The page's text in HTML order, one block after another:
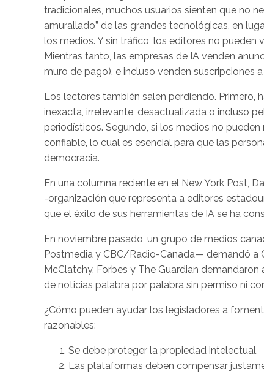
tradicionales, muchos usuarios sienten que no
amurallado” de las grandes tecnológicas, en
los medios. Y sin tráfico, los editores no pueden
Mientras tanto, las empresas de IA venden
muro de pago), e incluso venden suscripciones
Los lectores también salen perdiendo. Primero,
inexacta, irrelevante, desactualizada o incluso
periodísticos. Segundo, si los medios no
confiable, lo cual es esencial para que las
democracia.
En una columna reciente en el New York Post,
-organización que representa a editores
que el éxito de sus herramientas de IA se ha
En noviembre pasado, un grupo de medios
Postmedia y CBC/Radio-Canada— demandó a
McClatchy, Forbes y The Guardian
de noticias palabra por palabra sin permiso ni
¿Cómo pueden ayudar los legisladores a
razonables:
Se debe proteger la propiedad intelectual.
Las plataformas deben compensar